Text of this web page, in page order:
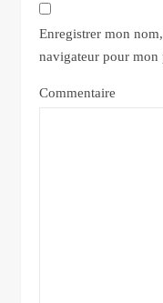
Enregistrer mon
navigateur pour mon
Commentaire